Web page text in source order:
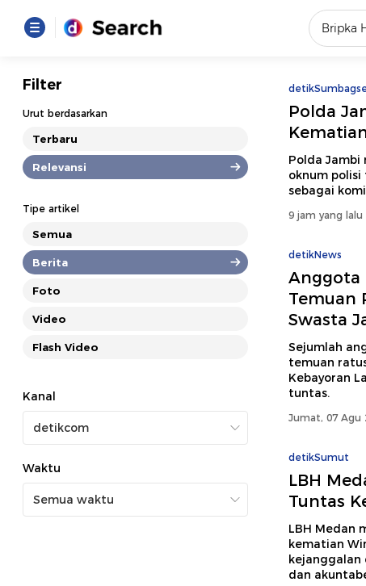
Loading...
Filter
Urut berdasarkan
Terbaru
Relevansi
Tipe artikel
Semua
Berita
Foto
Video
Flash Video
Kanal
Waktu
Polda
Polda Jambi
oknum polisi
sebagai
9 jam yang lalu
detikNews
Anggota
Temuan
Swasta
Sejumlah
temuan
Kebayoran
tuntas.
Jumat, 07 Agu
detikSumut
LBH
Tuntas
LBH Medan
kematian
kejanggalan
dan